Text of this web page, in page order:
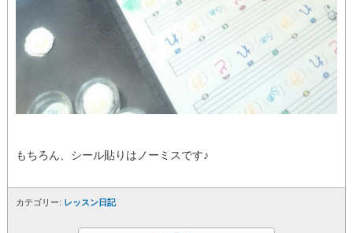
もちろん、シール貼りはノーミスです♪
カテゴリー: レッスン日記